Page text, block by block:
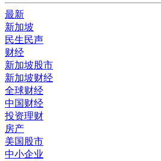
最新
新加坡
民生民声
财经
新加坡股市
新加坡财经
全球财经
中国财经
投资理财
房产
美国股市
中小企业